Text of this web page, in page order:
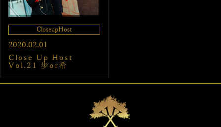
CloseupHost
2020.02.01
Close Up Host
Vol.21 歩or希